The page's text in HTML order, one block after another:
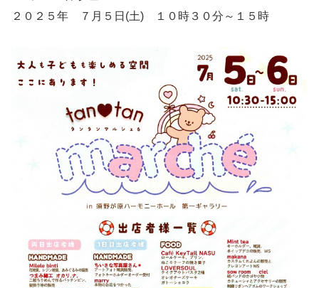
２０２５年 ７月５日(土) １０時３０分～１５時